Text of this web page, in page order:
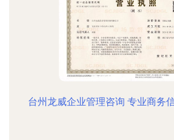
台州龙威企业管理咨询 专业商务